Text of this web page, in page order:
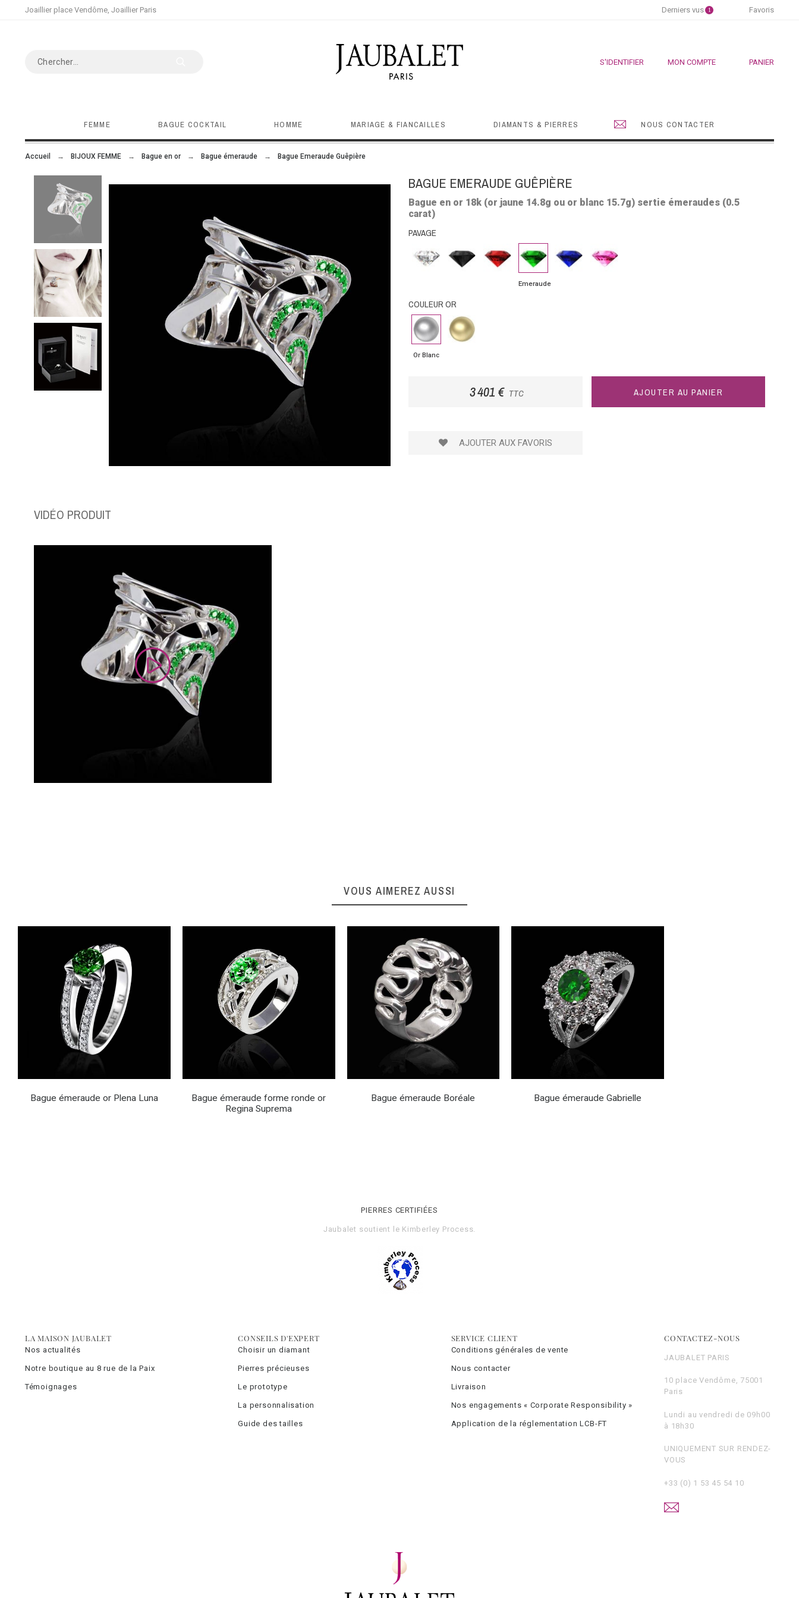
Joaillier place Vendôme, Joaillier Paris Derniers vus 1 Favoris
S'IDENTIFIER MON COMPTE PANIER
FEMME BAGUE COCKTAIL HOMME MARIAGE & FIANCAILLES DIAMANTS & PIERRES NOUS CONTACTER
Accueil BIJOUX FEMME Bague en or Bague émeraude Bague Emeraude Guêpière
VIDÉO PRODUIT
BAGUE EMERAUDE GUÊPIÈRE
Bague en or 18k (or jaune 14.8g ou or blanc 15.7g) sertie émeraudes (0.5
carat)
PAVAGE
Diamant
Diamant
noir
Rubis Emeraude
Emeraude
Saphir
bleu
Saphir
rose
COULEUR OR
Or
Blanc
Or Blanc
Or
Jaune
3 401 € TTC AJOUTER AU PANIER
AJOUTER AUX FAVORIS
VOUS AIMEREZ AUSSI
Bague émeraude or Plena Luna
Bague émeraude forme ronde or
Regina Suprema
Bague émeraude Boréale Bague émeraude Gabrielle
PIERRES CERTIFIÉES
Jaubalet soutient le Kimberley Process
LA MAISON JAUBALET
Nos actualités
Notre boutique au 8 rue de la Paix
Témoignages
CONSEILS D'EXPERT
Choisir un diamant
Pierres précieuses
Le prototype
La personnalisation
Guide des tailles
SERVICE CLIENT
Conditions générales de vente
Nous contacter
Livraison
Nos engagements « Corporate Responsibility »
Application de la réglementation LCB-FT
CONTACTEZ-NOUS
JAUBALET PARIS
10 place Vendôme, 75001
Paris
Lundi au vendredi de 09h00
à 18h30
UNIQUEMENT SUR RENDEZ-
VOUS
+33 (0) 1 53 45 54 10